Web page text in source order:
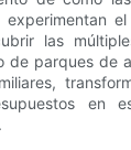
las
de parques de
en